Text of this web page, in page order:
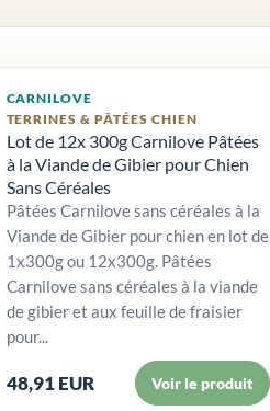
CARNILOVE
TERRINES & PÂTÉES CHIEN
Lot de 12x 300g Carnilove Pâtées
à la Viande de Gibier pour Chien
Sans Céréales
Pâtées Carnilove sans céréales à la
Viande de Gibier pour chien en lot de
1x300g ou 12x300g. Pâtées
Carnilove sans céréales à la viande
de gibier et aux feuille de fraisier
pour...
48,91 EUR Voir le produit